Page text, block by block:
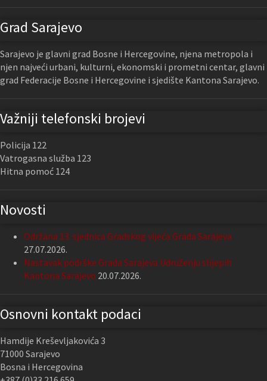
Grad Sarajevo
Sarajevo je glavni grad Bosne i Hercegovine, njena metropola i
njen najveći urbani, kulturni, ekonomski i prometni centar, glavni
grad Federacije Bosne i Hercegovine i sjedište Kantona Sarajevo.
Važniji telefonski brojevi
Policija 122
Vatrogasna služba 123
Hitna pomoć 124
Novosti
Održana 13. sjednica Gradskog vijeća Grada Sarajeva
27.07.2026.
Nastavak podrške Grada Sarajeva Udruženju slijepih
Kantona Sarajevo 20.07.2026.
Osnovni kontakt podaci
Hamdije Kreševljakovića 3
71000 Sarajevo
Bosna i Hercegovina